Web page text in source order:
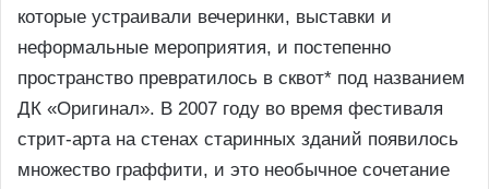
которые устраивали вечеринки, выставки и
неформальные мероприятия, и постепенно
пространство превратилось в сквот* под названием
ДК «Оригинал». В 2007 году во время фестиваля
стрит-арта на стенах старинных зданий появилось
множество граффити, и это необычное сочетание